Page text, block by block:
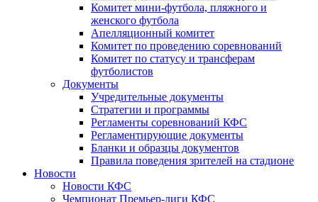
Комитет мини-футбола, пляжного и
женского футбола
Апелляционный комитет
Комитет по проведению соревнований
Комитет по статусу и трансферам
футболистов
Документы
Учредительные документы
Стратегии и программы
Регламенты соревнований КФС
Регламентирующие документы
Бланки и образцы документов
Правила поведения зрителей на стадионе
Новости
Новости КФС
Чемпионат Премьер-лиги КФС